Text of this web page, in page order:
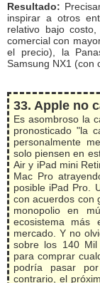
Resultado:
inspirar a otros
relativo bajo
comercial con
el precio), la
Samsung NX1 (con
33. Apple no
Es asombroso la
pronosticado "la
personalmente
solo piensen en
Air y iPad mini
Mac Pro
posible iPad Pro.
con acuerdos con
monopolio en
ecosistema más
mercado. Y no
sobre los 140 Mil
para comprar
podría pasar
contrario, el